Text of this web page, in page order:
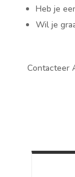
Heb je
Wil je
Contacteer